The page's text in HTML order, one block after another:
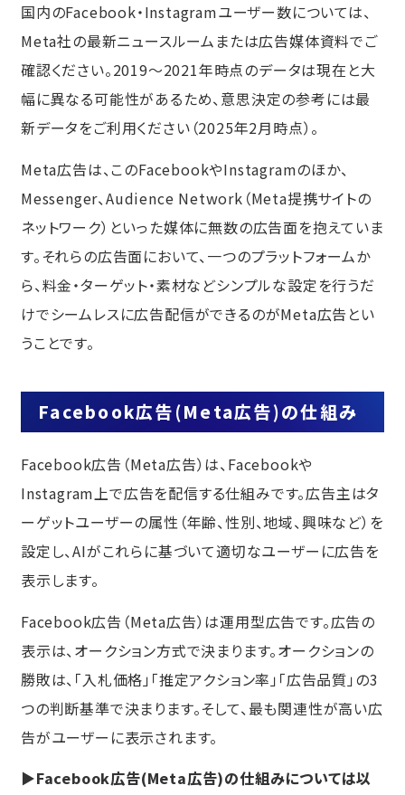
国内のFacebook・Instagramユーザー数については、
Meta社の最新ニュースルームまたは広告媒体資料でご
確認ください。2019〜2021年時点のデータは現在と大
幅に異なる可能性があるため、意思決定の参考には最
新データをご利用ください（2025年2月時点）。
Meta広告は、このFacebookやInstagramのほか、
Messenger、Audience Network（Meta提携サイトの
ネットワーク）といった媒体に無数の広告面を抱えていま
す。それらの広告面において、一つのプラットフォームか
ら、料金・ターゲット・素材などシンプルな設定を行うだ
けでシームレスに広告配信ができるのがMeta広告とい
うことです。
Facebook広告(Meta広告)の仕組み
Facebook広告（Meta広告）は、Facebookや
Instagram上で広告を配信する仕組みです。広告主はタ
ーゲットユーザーの属性（年齢、性別、地域、興味など）を
設定し、AIがこれらに基づいて適切なユーザーに広告を
表示します。
Facebook広告（Meta広告）は運用型広告です。広告の
表示は、オークション方式で決まります。オークションの
勝敗は、「入札価格」「推定アクション率」「広告品質」の3
つの判断基準で決まります。そして、最も関連性が高い広
告がユーザーに表示されます。
▶Facebook広告(Meta広告)の仕組みについては以